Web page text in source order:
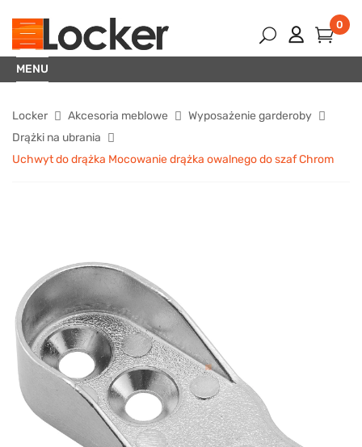
0
MENU
Locker Akcesoria meblowe
Wyposażenie garderoby
Drążki na ubrania
Uchwyt do drążka Mocowanie drążka owalnego do szaf Chrom